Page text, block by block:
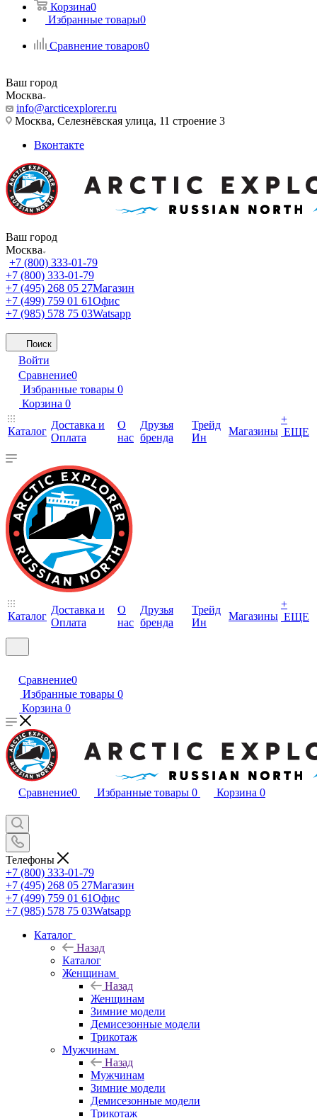
Корзина0
Избранные товары0
Сравнение товаров0
Ваш город
Москва
info@arcticexplorer.ru
Москва, Селезнёвская улица, 11 строение 3
Вконтакте
Ваш город
Москва
+7 (800) 333-01-79
+7 (800) 333-01-79
+7 (495) 268 05 27Магазин
+7 (499) 759 01 61Офис
+7 (985) 578 75 03Watsapp
Поиск
Войти
Сравнение0
Избранные товары 0
Корзина 0
Каталог
Доставка и
Оплата
О
нас
Друзья
бренда
Трейд
Ин
Магазины
+
ЕЩЕ
Каталог
Доставка и
Оплата
О
нас
Друзья
бренда
Трейд
Ин
Магазины
+
ЕЩЕ
Сравнение0
Избранные товары 0
Корзина 0
Сравнение0 Избранные товары 0 Корзина 0
Телефоны
+7 (800) 333-01-79
+7 (495) 268 05 27Магазин
+7 (499) 759 01 61Офис
+7 (985) 578 75 03Watsapp
Каталог
Назад
Каталог
Женщинам
Назад
Женщинам
Зимние модели
Демисезонные модели
Трикотаж
Мужчинам
Назад
Мужчинам
Зимние модели
Демисезонные модели
Трикотаж